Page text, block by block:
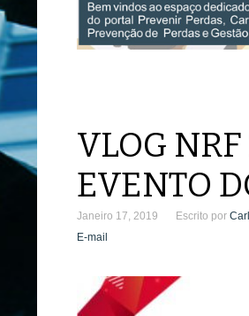
VLOG
EVENTO
Janeiro 17, 2019 Escrito por
E-mail